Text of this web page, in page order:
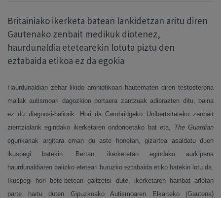
Britainiako ikerketa batean lankidetzan aritu diren
Gautenako zenbait medikuk diotenez,
haurdunaldia etetearekin lotuta piztu den
eztabaida etikoa ez da egokia
Haurdunaldian zehar likido amniotikoan hautematen diren testosterona
mailak autismoari dagozkion portaera zantzuak adierazten ditu, baina
ez du diagnosi-baliorik. Hori da Cambridgeko Unibertsitateko zenbait
zientzialarik egindako ikerketaren ondorioetako bat eta, The Guardian
egunkariak argitara eman du aste honetan, gizartea asaldatu duen
ikuspegi batekin.
Bertan, ikerketetan egindako aurkipena
haurdunaldiaren balizko eteteari buruzko eztabaida etiko batekin lotu da.
Ikuspegi hori bete-betean gaitzetsi dute, ikerketaren hainbat arlotan
parte hartu duten Gipuzkoako Autismoaren Elkarteko (Gautena)